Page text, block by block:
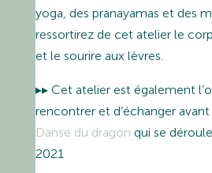
yoga, des pranayamas et des
ressortirez de cet atelier le
et le sourire aux lèvres.
▸▸ Cet atelier est également
rencontrer et d’échanger avant
Danse du dragon qui se
2021